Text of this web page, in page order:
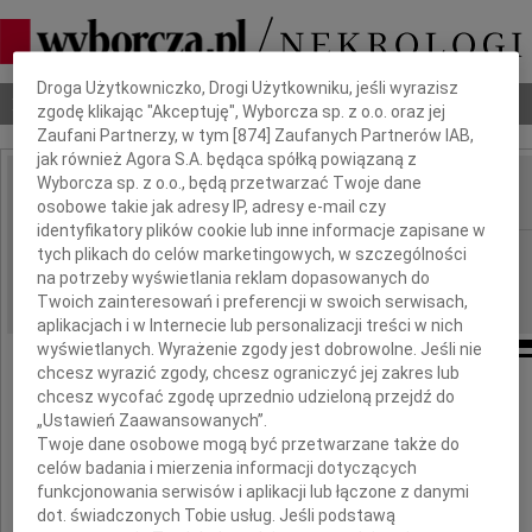
Nekrologi Odeszli Poradnik pogrzebowy
IMIĘ I NAZWISKO:
REGION: Łódź
DATA EMISJI: 11.01.2011
Krzysztofie
Odszedłeś od nas nagle.
Odszedłeś za wcześnie.
Dbamy o Twoją prywatność
Droga Użytkowniczko, Drogi Użytkowniku, jeśli wyrazisz
zgodę klikając "Akceptuję", Wyborcza sp. z o.o. oraz jej
Zaufani Partnerzy, w tym [874 ] Zaufanych Partnerów IAB,
jak również Agora S.A. będąca spółką powiązaną z
Wyborcza sp. z o.o., będą przetwarzać Twoje dane
osobowe takie jak adresy IP, adresy e-mail czy
identyfikatory plików cookie lub inne informacje zapisane w
tych plikach do celów marketingowych, w szczególności
na potrzeby wyświetlania reklam dopasowanych do
Twoich zainteresowań i preferencji w swoich serwisach,
aplikacjach i w Internecie lub personalizacji treści w nich
wyświetlanych. Wyrażenie zgody jest dobrowolne. Jeśli nie
chcesz wyrazić zgody, chcesz ograniczyć jej zakres lub
chcesz wycofać zgodę uprzednio udzieloną przejdź do
„Ustawień Zaawansowanych”.
Twoje dane osobowe mogą być przetwarzane także do
celów badania i mierzenia informacji dotyczących
funkcjonowania serwisów i aplikacji lub łączone z danymi
dot. świadczonych Tobie usług. Jeśli podstawą